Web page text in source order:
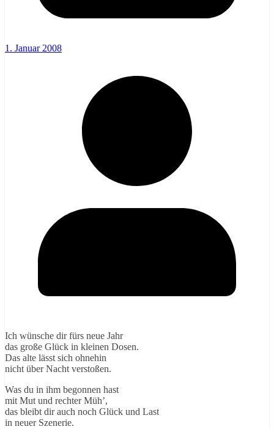
1. Januar 2008
Ich wünsche dir fürs neue Jahr
das große Glück in kleinen Dosen.
Das alte lässt sich ohnehin
nicht über Nacht verstoßen.
Was du in ihm begonnen hast
mit Mut und rechter Müh’,
das bleibt dir auch noch Glück und Last
in neuer Szenerie.